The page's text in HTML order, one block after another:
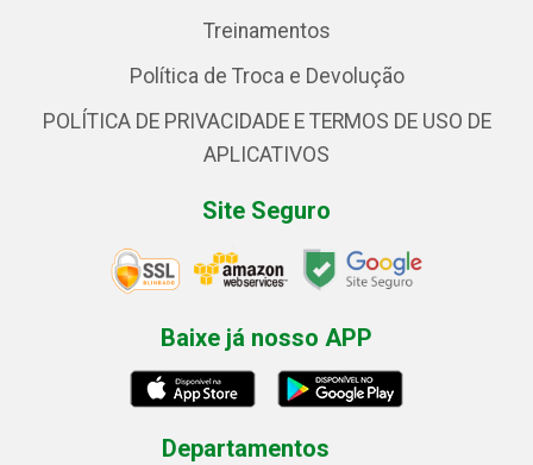
Treinamentos
Política de Troca e Devolução
POLÍTICA DE PRIVACIDADE E TERMOS DE USO DE
APLICATIVOS
Site Seguro
Baixe já nosso APP
Departamentos